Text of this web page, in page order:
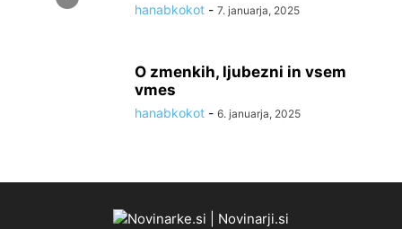
hanabkokot - 7. januarja, 2025
O zmenkih, ljubezni in vsem
vmes
hanabkokot - 6. januarja, 2025